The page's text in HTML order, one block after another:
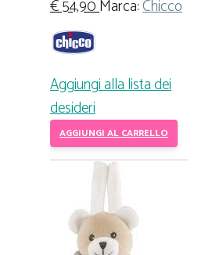
€54,90Marca:Chicco
Aggiungi alla lista dei
desideri
AGGIUNGI AL CARRELLO